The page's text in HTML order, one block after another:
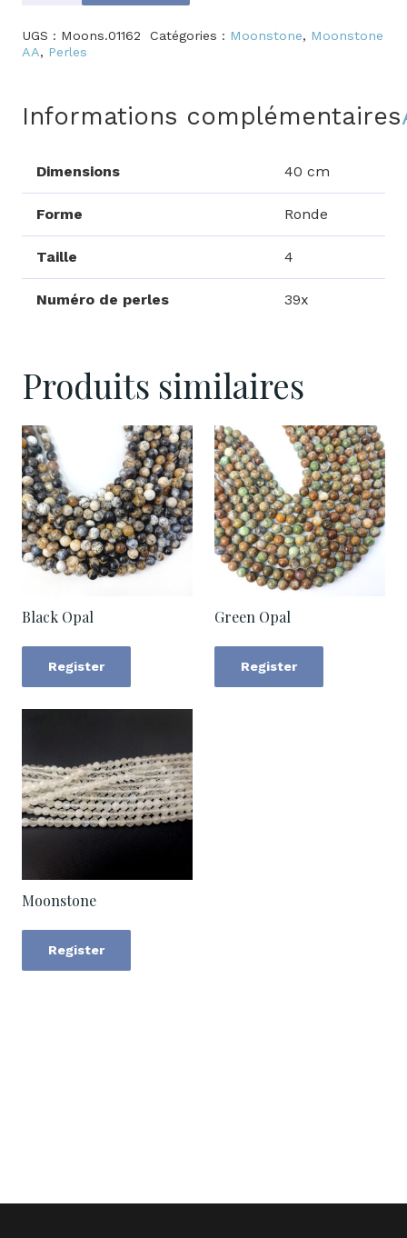
AA
UGS : Moons.01162 Catégories : Moonstone, Moonstone
AA, Perles
Informations complémentaires
Dimensions 40 cm
Forme Ronde
Taille 4
Numéro de perles 39x
Produits similaires
Black Opal
Register
Green Opal
Register
Moonstone
Register